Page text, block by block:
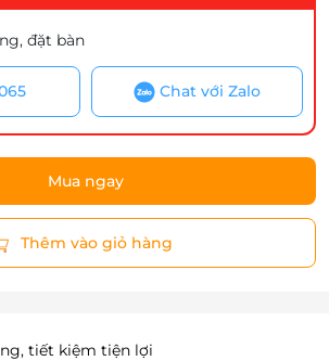
đặt bàn
Chat với Zalo
Mua ngay
Thêm vào giỏ hàng
tiết kiệm tiện lợi